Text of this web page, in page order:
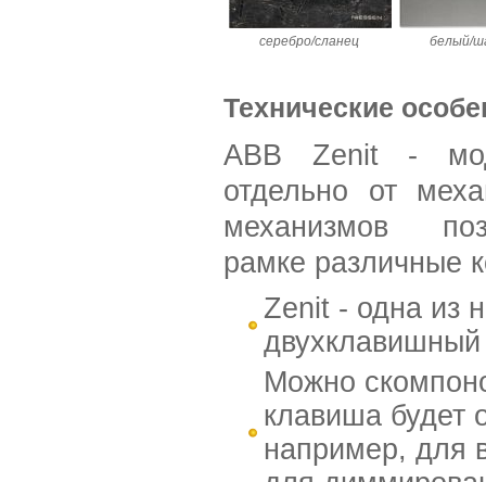
серебро/сланец белый/
Технические
ABB Zenit -
отдельно от
механизмов
рамке различные
Zenit - одна из
Можно
клавиша будет
например, для